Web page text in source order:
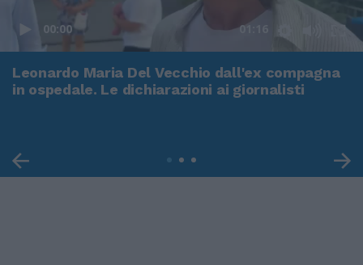
00:00 01:16
Leonardo Maria Del Vecchio dall'ex compagna
in ospedale. Le dichiarazioni ai giornalisti